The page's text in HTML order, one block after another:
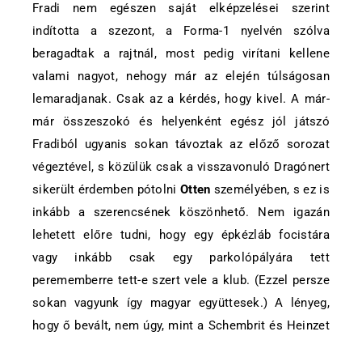
Fradi nem egészen saját elképzelései szerint
indította a szezont, a Forma-1 nyelvén szólva
beragadtak a rajtnál, most pedig virítani kellene
valami nagyot, nehogy már az elején túlságosan
lemaradjanak. Csak az a kérdés, hogy kivel. A már-
már összeszokó és helyenként egész jól játszó
Fradiból ugyanis sokan távoztak az előző sorozat
végeztével, s közülük csak a visszavonuló Dragónert
sikerült érdemben pótolni Otten személyében, s ez is
inkább a szerencsének köszönhető. Nem igazán
lehetett előre tudni, hogy egy épkézláb focistára
vagy inkább csak egy parkolópályára tett
perememberre tett-e szert vele a klub. (Ezzel persze
sokan vagyunk így magyar együttesek.) A lényeg,
hogy ő bevált, nem úgy, mint a Schembrit és Heinzet